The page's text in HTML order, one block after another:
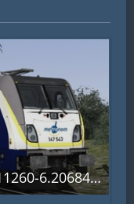
Screenshot_TestTraK_51.11260-6.20684_12-02-40.jpg